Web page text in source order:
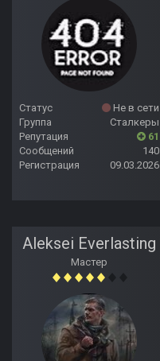
Статус
Не в сети
Группа
Сталкеры
Репутация
61
Сообщений
140
Регистрация
09.03.2026
Aleksei Everlasting
Мастер